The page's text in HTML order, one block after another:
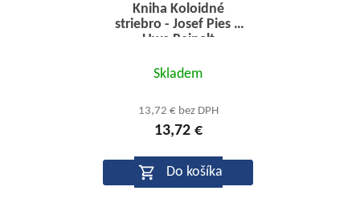
Kniha Koloidné
striebro - Josef Pies a
Uwe Reinelt
produktu
je
5,0
z
Skladem
13,72 € bez DPH
13,72 €
Do košíka